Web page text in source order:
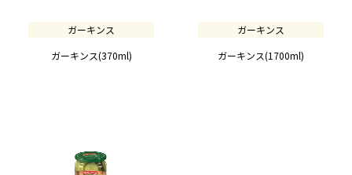
ガーキンス
ガーキンス(370ml)
ガーキンス
ガーキンス(1700ml)